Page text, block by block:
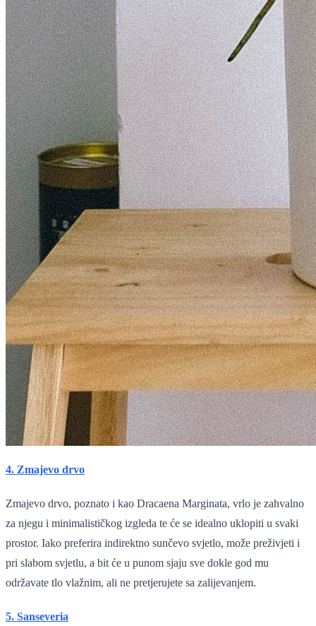
4. Zmajevo drvo
Zmajevo drvo, poznato i kao Dracaena Marginata, vrlo je zahvalno
za njegu i minimalističkog izgleda te će se idealno uklopiti u svaki
prostor. Iako preferira indirektno sunčevo svjetlo, može preživjeti i
pri slabom svjetlu, a bit će u punom sjaju sve dokle god mu
održavate tlo vlažnim, ali ne pretjerujete sa zalijevanjem.
5. Sanseveria